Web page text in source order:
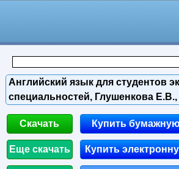
Английский язык для студентов
специальностей, Глушенкова Е.В.,
Скачать
Еще скачать
Купить
Купить